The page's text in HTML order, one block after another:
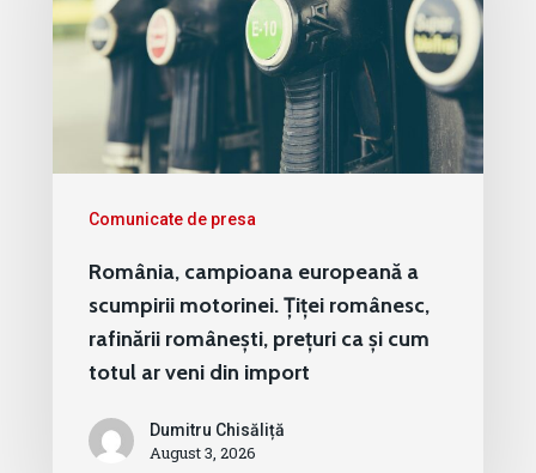
Comunicate de presa
România, campioana europeană a
scumpirii motorinei. Țiței românesc,
rafinării românești, prețuri ca și cum
totul ar veni din import
Dumitru Chisăliță
August 3, 2026